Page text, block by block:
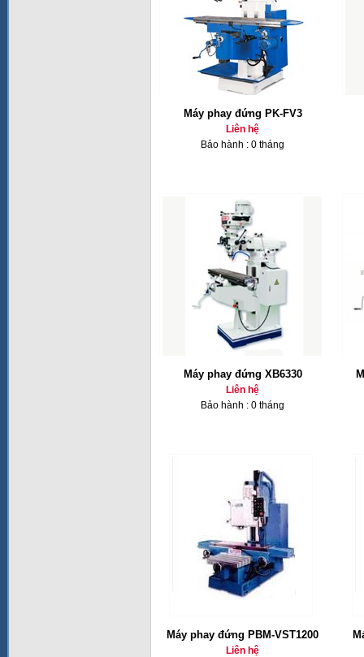
Máy phay đứng PK-FV3
Liên hệ
Bảo hành : 0 tháng
Máy phay đứng XB6330
Liên hệ
Bảo hành : 0 tháng
Máy phay đứng PBM-VST1200
Liên hệ